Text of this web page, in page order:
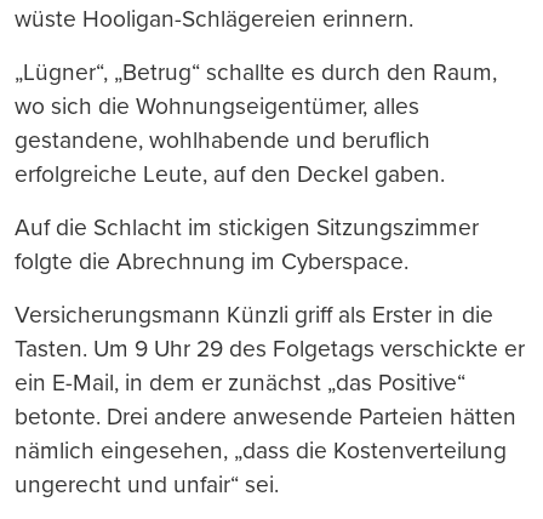
wüste Hooligan-Schlägereien erinnern.
„Lügner“, „Betrug“ schallte es durch den Raum,
wo sich die Wohnungseigentümer, alles
gestandene, wohlhabende und beruflich
erfolgreiche Leute, auf den Deckel gaben.
Auf die Schlacht im stickigen Sitzungszimmer
folgte die Abrechnung im Cyberspace.
Versicherungsmann Künzli griff als Erster in die
Tasten. Um 9 Uhr 29 des Folgetags verschickte er
ein E-Mail, in dem er zunächst „das Positive“
betonte. Drei andere anwesende Parteien hätten
nämlich eingesehen, „dass die Kostenverteilung
ungerecht und unfair“ sei.